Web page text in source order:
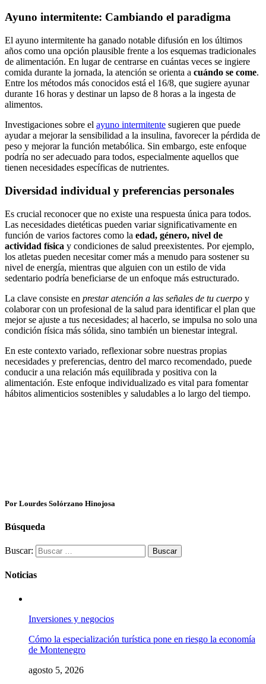
Ayuno intermitente: Cambiando el paradigma
El ayuno intermitente ha ganado notable difusión en los últimos
años como una opción plausible frente a los esquemas tradicionales
de alimentación. En lugar de centrarse en cuántas veces se ingiere
comida durante la jornada, la atención se orienta a cuándo se come.
Entre los métodos más conocidos está el 16/8, que sugiere ayunar
durante 16 horas y destinar un lapso de 8 horas a la ingesta de
alimentos.
Investigaciones sobre el ayuno intermitente sugieren que puede
ayudar a mejorar la sensibilidad a la insulina, favorecer la pérdida de
peso y mejorar la función metabólica. Sin embargo, este enfoque
podría no ser adecuado para todos, especialmente aquellos que
tienen necesidades específicas de nutrientes.
Diversidad individual y preferencias personales
Es crucial reconocer que no existe una respuesta única para todos.
Las necesidades dietéticas pueden variar significativamente en
función de varios factores como la edad, género, nivel de
actividad física y condiciones de salud preexistentes. Por ejemplo,
los atletas pueden necesitar comer más a menudo para sostener su
nivel de energía, mientras que alguien con un estilo de vida
sedentario podría beneficiarse de un enfoque más estructurado.
La clave consiste en prestar atención a las señales de tu cuerpo y
colaborar con un profesional de la salud para identificar el plan que
mejor se ajuste a tus necesidades; al hacerlo, se impulsa no solo una
condición física más sólida, sino también un bienestar integral.
En este contexto variado, reflexionar sobre nuestras propias
necesidades y preferencias, dentro del marco recomendado, puede
conducir a una relación más equilibrada y positiva con la
alimentación. Este enfoque individualizado es vital para fomentar
hábitos alimenticios sostenibles y saludables a lo largo del tiempo.
Por Lourdes Solórzano Hinojosa
Búsqueda
Buscar:
Noticias
Inversiones y negocios
Cómo la especialización turística pone en riesgo la economía
de Montenegro
agosto 5, 2026